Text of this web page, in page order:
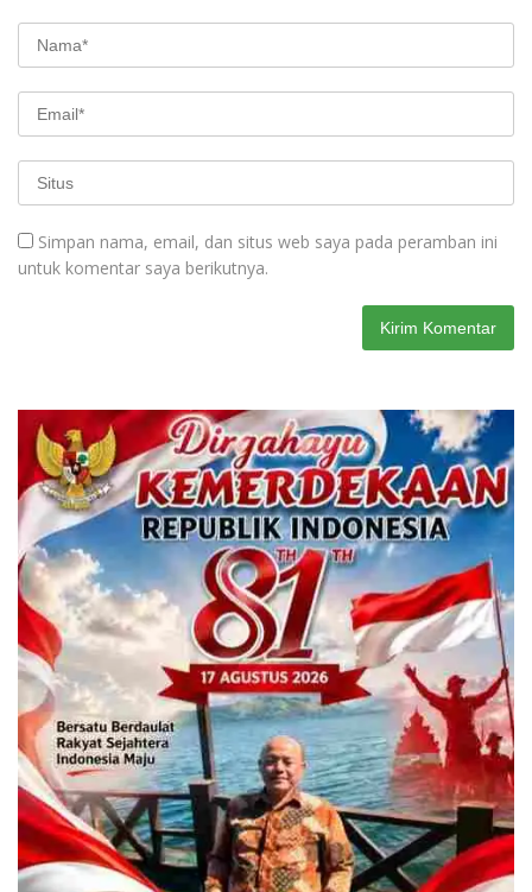
Simpan nama, email, dan situs web saya pada peramban ini
untuk komentar saya berikutnya.